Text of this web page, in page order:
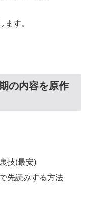
ます。
の内容を原作
技(最安)
先読みする方法